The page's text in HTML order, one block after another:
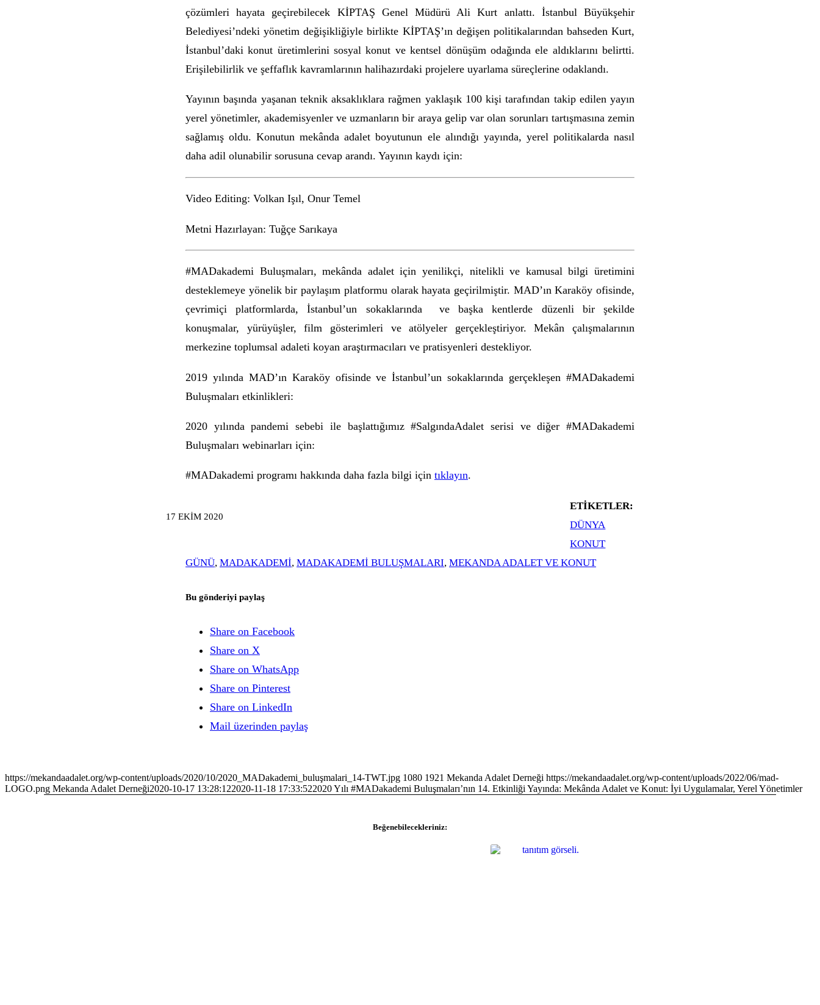
çözümleri hayata geçirebilecek KİPTAŞ Genel Müdürü Ali Kurt anlattı. İstanbul Büyükşehir
Belediyesi’ndeki yönetim değişikliğiyle birlikte KİPTAŞ’ın değişen politikalarından bahseden Kurt,
İstanbul’daki konut üretimlerini sosyal konut ve kentsel dönüşüm odağında ele aldıklarını belirtti.
Erişilebilirlik ve şeffaflık kavramlarının halihazırdaki projelere uyarlama süreçlerine odaklandı.
Yayının başında yaşanan teknik aksaklıklara rağmen yaklaşık 100 kişi tarafından takip edilen yayın
yerel yönetimler, akademisyenler ve uzmanların bir araya gelip var olan sorunları tartışmasına zemin
sağlamış oldu.Konutun mekânda adalet boyutunun ele alındığı yayında, yerel politikalarda nasıl
daha adil olunabilir sorusuna cevap arandı. Yayının kaydı için:
Video Editing: Volkan Işıl, Onur Temel
Metni Hazırlayan: Tuğçe Sarıkaya
#MADakademi Buluşmaları, mekânda adalet için yenilikçi, nitelikli ve kamusal bilgi üretimini
desteklemeye yönelik bir paylaşım platformu olarak hayata geçirilmiştir. MAD’ın Karaköy ofisinde,
çevrimiçi platformlarda, İstanbul’un sokaklarında ve başka kentlerde düzenli bir şekilde
konuşmalar, yürüyüşler, film gösterimleri ve atölyeler gerçekleştiriyor. Mekân çalışmalarının
merkezine toplumsal adaleti koyan araştırmacıları ve pratisyenleri destekliyor.
2019 yılında MAD’ın Karaköy ofisinde ve İstanbul’un sokaklarında gerçekleşen #MADakademi
Buluşmaları etkinlikleri:
2020 yılında pandemi sebebi ile başlattığımız #SalgındaAdalet serisi ve diğer #MADakademi
Buluşmaları webinarları için:
#MADakademi programı hakkında daha fazla bilgi için tıklayın.
17 EKIM 2020
ETIKETLER:
DÜNYA
KONUT
GÜNÜ, MADAKADEMI, MADAKADEMI BULUŞMALARI, MEKANDA ADALET VE KONUT
Bu gönderiyi paylaş
Share on Facebook
Share on X
Share on WhatsApp
Share on Pinterest
Share on LinkedIn
Mail üzerinden paylaş
https://mekandaadalet.org/wp-content/uploads/2020/10/2020_MADakademi_buluşmalari_14-TWT.jpg 1080 1921 Mekanda Adalet Derneği https://mekandaadalet.org/wp-content/uploads/2022/06/mad-
LOGO.png Mekanda Adalet Derneği2020-10-17 13:28:122020-11-18 17:33:522020 Yılı #MADakademi Buluşmaları’nın 14. Etkinliği Yayında: Mekânda Adalet ve Konut: İyi Uygulamalar, Yerel Yönetimler
Beğenebilecekleriniz: